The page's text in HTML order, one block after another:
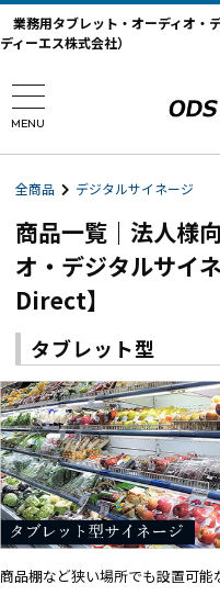
業務用タブレット・オーディオ・
ディーエス株式会社）
MENU
全商品 デジタルサイネージ
商品一覧｜法人様
オ・デジタルサイ
Direct】
タブレット型
商品棚など狭い場所でも設置可